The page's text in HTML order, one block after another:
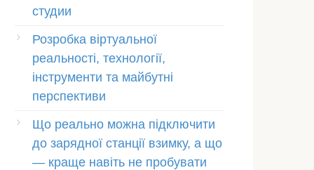
студии
Розробка віртуальної
реальності, технології,
інструменти та майбутні
перспективи
Що реально можна підключити
до зарядної станції взимку, а що
— краще навіть не пробувати